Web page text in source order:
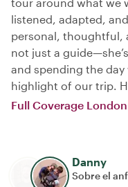
listened, adapted,
personal, thoughtful,
not just a
and spending the
highlight of our trip.
Full Coverage
Danny
Sobre el